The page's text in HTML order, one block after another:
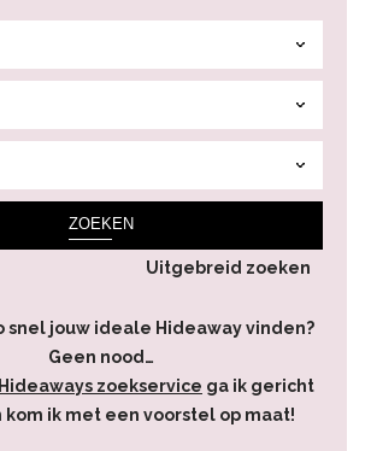
ZOEKEN
Uitgebreid zoeken
snel jouw ideale Hideaway vinden?
Geen nood…
zoekservice ga ik gericht
kom ik met een voorstel op maat!